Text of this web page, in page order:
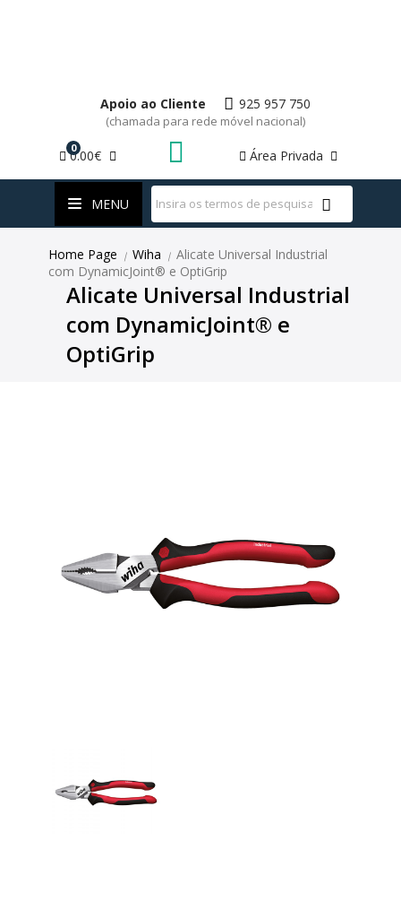
WhatsApp
Apoio ao Cliente 925 957 750
(chamada para rede móvel nacional)
Área Privada
0
0.00€
MENU
Home Page | Wiha | Alicate Universal Industrial
com DynamicJoint® e OptiGrip
Alicate Universal Industrial
com DynamicJoint® e
OptiGrip